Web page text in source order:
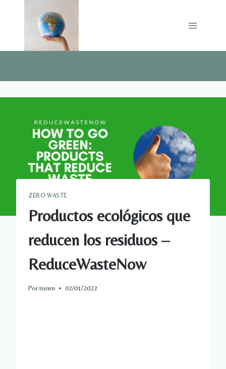
ZERO WASTE
Productos ecológicos que
reducen los residuos –
ReduceWasteNow
Portisnm 02/01/2022